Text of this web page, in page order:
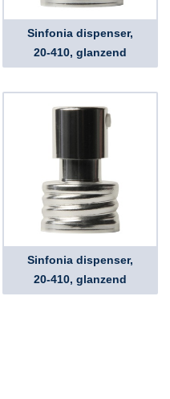
Sinfonia dispenser,
20-410, glanzend
Sinfonia dispenser,
20-410, glanzend